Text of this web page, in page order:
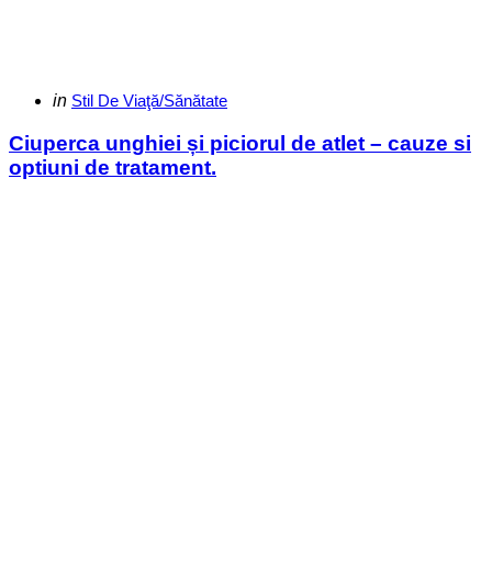
Categories
Posted
in Stil De Viaţă/Sănătate
Ciuperca unghiei și piciorul de atlet – cauze si
optiuni de tratament.